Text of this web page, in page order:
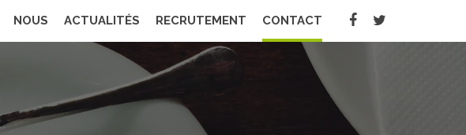
NOUS ACTUALITÉS RECRUTEMENT CONTACT